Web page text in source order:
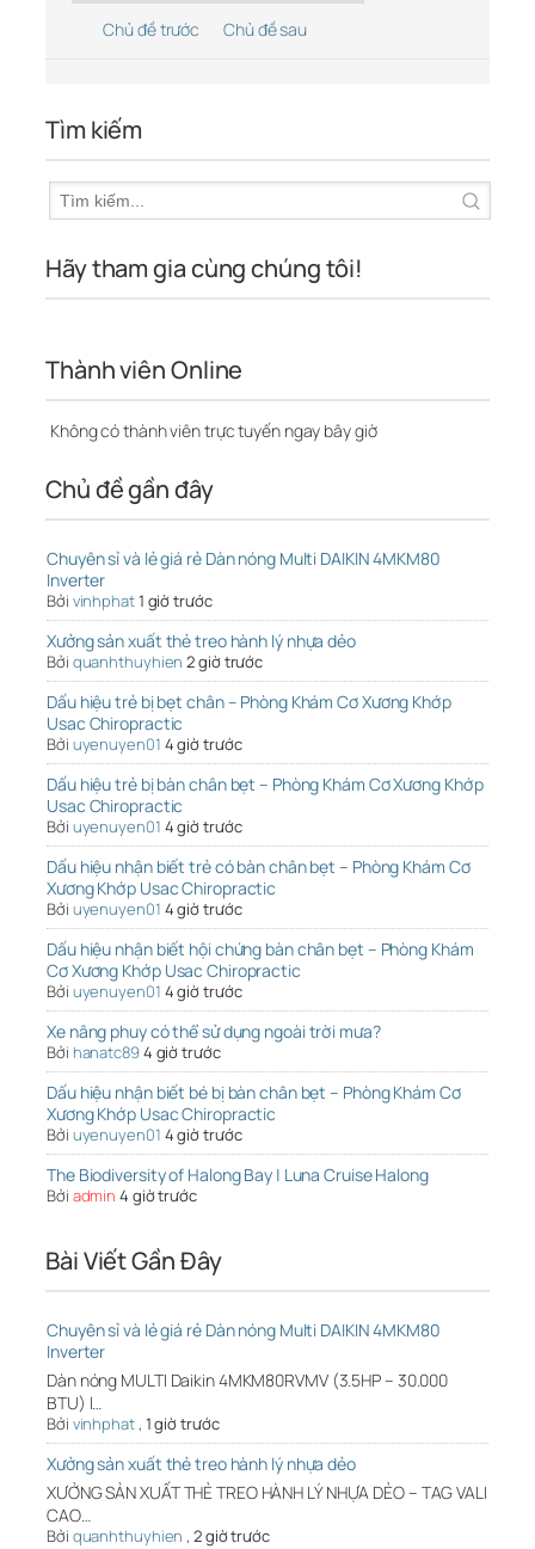
Chủ đề trước Chủ đề sau
Tìm kiếm
Hãy tham gia cùng chúng tôi!
Thành viên Online
Không có thành viên trực tuyến ngay bây giờ
Chủ đề gần đây
Chuyên sỉ và lẻ giá rẻ Dàn nóng Multi DAIKIN 4MKM80
Inverter
Bởi vinhphat1 giờ trước
Xưởng sản xuất thẻ treo hành lý nhựa dẻo
Bởi quanhthuyhien 2 giờ trước
Dấu hiệu trẻ bị bẹt chân – Phòng Khám Cơ Xương Khớp
Usac Chiropractic
Bởi uyenuyen01 4 giờ trước
Dấu hiệu trẻ bị bàn chân bẹt – Phòng Khám Cơ Xương Khớp
Usac Chiropractic
Bởi uyenuyen01 4 giờ trước
Dấu hiệu nhận biết trẻ có bàn chân bẹt – Phòng Khám Cơ
Xương Khớp Usac Chiropractic
Bởi uyenuyen01 4 giờ trước
Dấu hiệu nhận biết hội chứng bàn chân bẹt – Phòng Khám
Cơ Xương Khớp Usac Chiropractic
Bởi uyenuyen01 4 giờ trước
Xe nâng phuy có thể sử dụng ngoài trời mưa?
Bởi hanatc894 giờ trước
Dấu hiệu nhận biết bé bị bàn chân bẹt – Phòng Khám Cơ
Xương Khớp Usac Chiropractic
Bởi uyenuyen01 4 giờ trước
The Biodiversity of Halong Bay | Luna Cruise Halong
Bởi admin 4 giờ trước
Bài Viết Gần Đây
Chuyên sỉ và lẻ giá rẻ Dàn nóng Multi DAIKIN 4MKM80
Inverter
Dàn nóng MULTI Daikin 4MKM80RVMV (3.5HP – 30.000
BTU) l…
Bởi vinhphat, 1 giờ trước
Xưởng sản xuất thẻ treo hành lý nhựa dẻo
XƯỞNG SẢN XUẤT THẺ TREO HÀNH LÝ NHỰA DẺO – TAG VALI
CAO…
Bởi quanhthuyhien ,2 giờ trước